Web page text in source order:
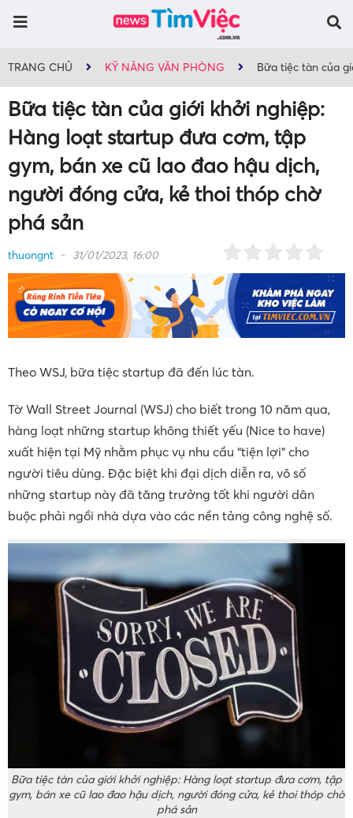
TRANG CHỦ KỸ NĂNG VĂN PHÒNG Bữa tiệc tàn của
Bữa tiệc tàn của giới khởi nghiệp:
Hàng loạt startup đưa cơm, tập
gym, bán xe cũ lao đao hậu dịch,
người đóng cửa, kẻ thoi thóp chờ
phá sản
thuongnt 31/01/2023, 16:00
Theo WSJ, bữa tiệc startup đã đến lúc tàn.
Tờ Wall Street Journal (WSJ) cho biết trong 10 năm qua,
hàng loạt những startup không thiết yếu (Nice to have)
xuất hiện tại Mỹ nhằm phục vụ nhu cầu “tiện lợi” cho
người tiêu dùng. Đặc biệt khi đại dịch diễn ra, vô số
những startup này đã tăng trưởng tốt khi người dân
buộc phải ngồi nhà dựa vào các nền tảng công nghệ số.
Bữa tiệc tàn của giới khởi nghiệp: Hàng loạt startup đưa cơm, tập
gym, bán xe cũ lao đao hậu dịch, người đóng cửa, kẻ thoi thóp chờ
phá sản